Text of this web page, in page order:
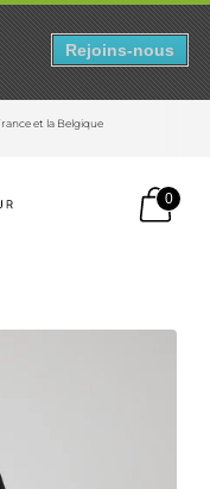
et la Belgique
0
Rejoins-nous